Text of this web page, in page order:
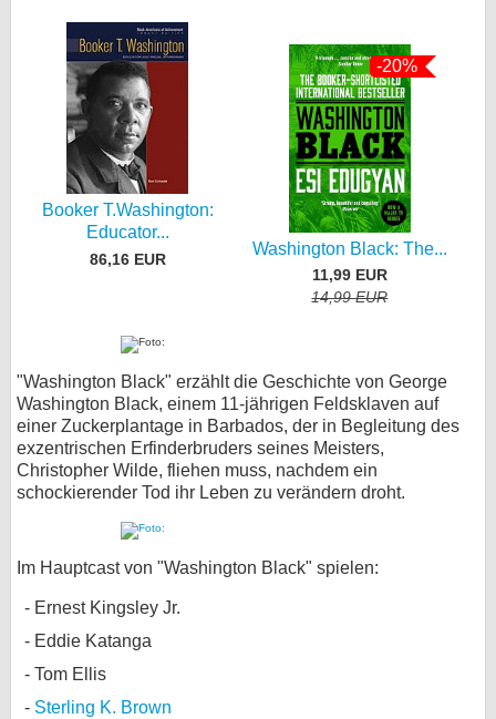
Booker T.Washington:
Educator...
86,16 EUR
-20%
Washington Black: The...
11,99 EUR
14,99 EUR
"Washington Black" erzählt die Geschichte von George
Washington Black, einem 11-jährigen Feldsklaven auf
einer Zuckerplantage in Barbados, der in Begleitung des
exzentrischen Erfinderbruders seines Meisters,
Christopher Wilde, fliehen muss, nachdem ein
schockierender Tod ihr Leben zu verändern droht.
Im Hauptcast von "Washington Black" spielen:
Ernest Kingsley Jr.
Eddie Katanga
Tom Ellis
Sterling K. Brown